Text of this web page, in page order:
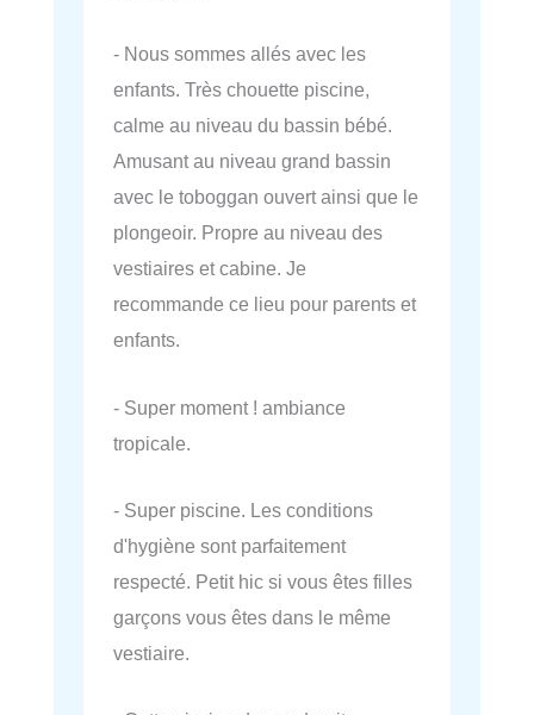
- Nous sommes allés avec les
enfants. Très chouette piscine,
calme au niveau du bassin bébé.
Amusant au niveau grand bassin
avec le toboggan ouvert ainsi que le
plongeoir. Propre au niveau des
vestiaires et cabine. Je
recommande ce lieu pour parents et
enfants.
- Super moment ! ambiance
tropicale.
- Super piscine. Les conditions
d'hygiène sont parfaitement
respecté. Petit hic si vous êtes filles
garçons vous êtes dans le même
vestiaire.